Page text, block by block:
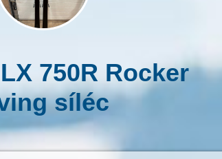
750R Rocker
síléc